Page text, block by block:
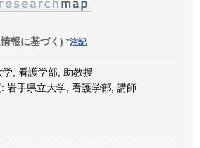
報に基づく) *注記
, 看護学部, 助教授
岩手県立大学, 看護学部, 講師